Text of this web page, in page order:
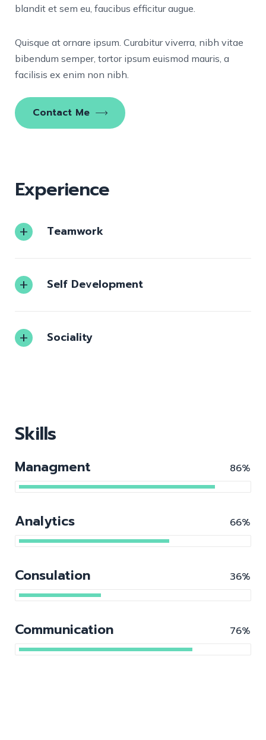
blandit et sem eu, faucibus efficitur augue.
Quisque at ornare ipsum. Curabitur viverra, nibh vitae
bibendum semper, tortor ipsum euismod mauris, a
facilisis ex enim non nibh.
Contact Me
Experience
Teamwork
Self Development
Sociality
Skills
Managment 86%
Analytics 66%
Consulation 36%
Communication 76%